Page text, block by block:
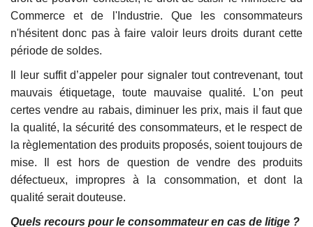
Commerce et de l'Industrie. Que les consommateurs
n'hésitent donc pas à faire valoir leurs droits durant cette
période de soldes.
Il leur suffit d’appeler pour signaler tout contrevenant, tout
mauvais étiquetage, toute mauvaise qualité. L’on peut
certes vendre au rabais, diminuer les prix, mais il faut que
la qualité, la sécurité des consommateurs, et le respect de
la règlementation des produits proposés, soient toujours de
mise. Il est hors de question de vendre des produits
défectueux, impropres à la consommation, et dont la
qualité serait douteuse.
Quels recours pour le consommateur en cas de litige ?